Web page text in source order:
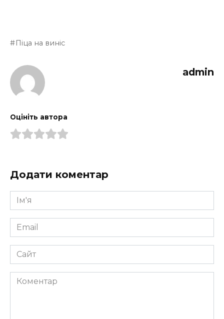
Піца на виніс
admin
Оцініть автора
Додати коментар
Ім'я
*
Email
*
Сайт
Коментар